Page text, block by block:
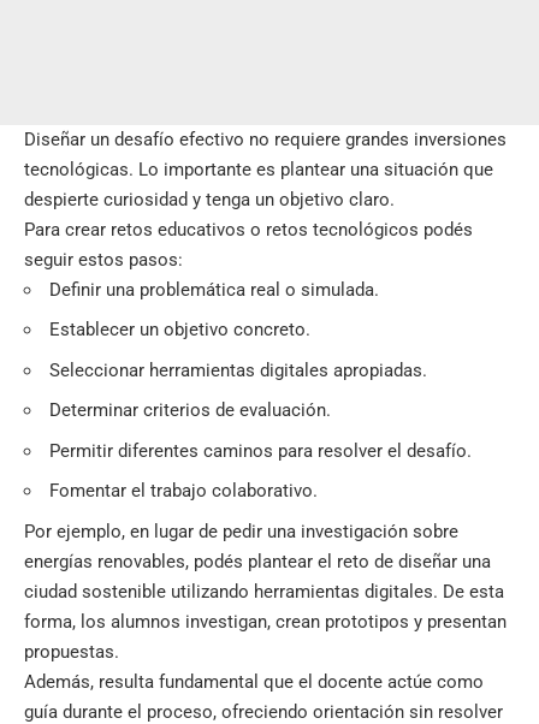
Diseñar un desafío efectivo no requiere grandes inversiones
tecnológicas. Lo importante es plantear una situación que
despierte curiosidad y tenga un objetivo claro.
Para crear retos educativos o retos tecnológicos podés
seguir estos pasos:
Definir una problemática real o simulada.
Establecer un objetivo concreto.
Seleccionar herramientas digitales apropiadas.
Determinar criterios de evaluación.
Permitir diferentes caminos para resolver el desafío.
Fomentar el trabajo colaborativo.
Por ejemplo, en lugar de pedir una investigación sobre
energías renovables, podés plantear el reto de diseñar una
ciudad sostenible utilizando herramientas digitales. De esta
forma, los alumnos investigan, crean prototipos y presentan
propuestas.
Además, resulta fundamental que el docente actúe como
guía durante el proceso, ofreciendo orientación sin resolver